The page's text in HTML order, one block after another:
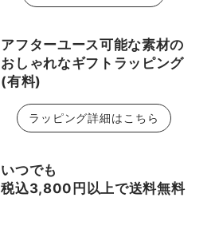
アフターユース可能な素材の
おしゃれなギフトラッピング
(有料)
ラッピング詳細はこちら
いつでも
税込3,800円以上で送料無料